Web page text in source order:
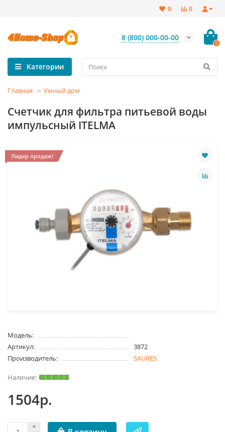
0
0
8 (800) 000-00-00
0
Категории
Главная Умный дом
Счетчик для фильтра питьевой воды
импульсный ITELMA
Лидер продаж!
Модель:
Артикул:
3872
Производитель:
SAURES
1504р.